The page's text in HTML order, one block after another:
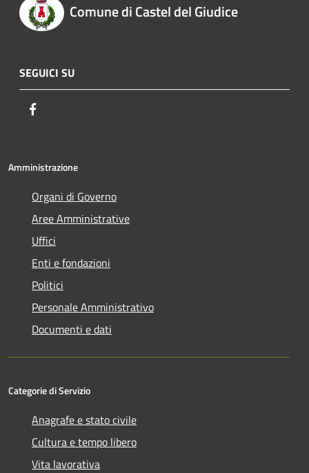
Comune di Castel del Giudice
SEGUICI SU
Amministrazione
Organi di Governo
Aree Amministrative
Uffici
Enti e fondazioni
Politici
Personale Amministrativo
Documenti e dati
Categorie di Servizio
Anagrafe e stato civile
Cultura e tempo libero
Vita lavorativa